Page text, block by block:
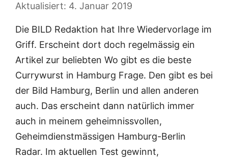
4. Januar 2019
Die BILD Redaktion hat Ihre Wiedervorlage im
Griff. Erscheint dort doch regelmässig ein
Artikel zur beliebten Wo gibt es die beste
Currywurst in Hamburg Frage. Den gibt es bei
der Bild Hamburg, Berlin und allen anderen
auch. Das erscheint dann natürlich immer
auch in meinem geheimnissvollen,
Geheimdienstmässigen Hamburg-Berlin
Radar. Im aktuellen Test gewinnt,